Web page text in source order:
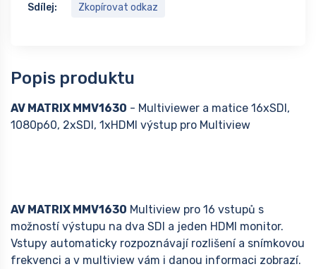
Sdílej: Zkopírovat odkaz
Popis produktu
AV MATRIX MMV1630 - Multiviewer a matice 16xSDI,
1080p60, 2xSDI, 1xHDMI výstup pro Multiview
AV MATRIX MMV1630 Multiview pro 16 vstupů s
možností výstupu na dva SDI a jeden HDMI monitor.
Vstupy automaticky rozpoznávají rozlišení a snímkovou
frekvenci a v multiview vám i danou informaci zobrazí.